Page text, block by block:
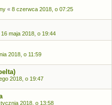
« 8 czerwca 2018, o 07:25
16 maja 2018, o 19:44
2018, o 11:59
2018, o 19:47
2018, o 13:58